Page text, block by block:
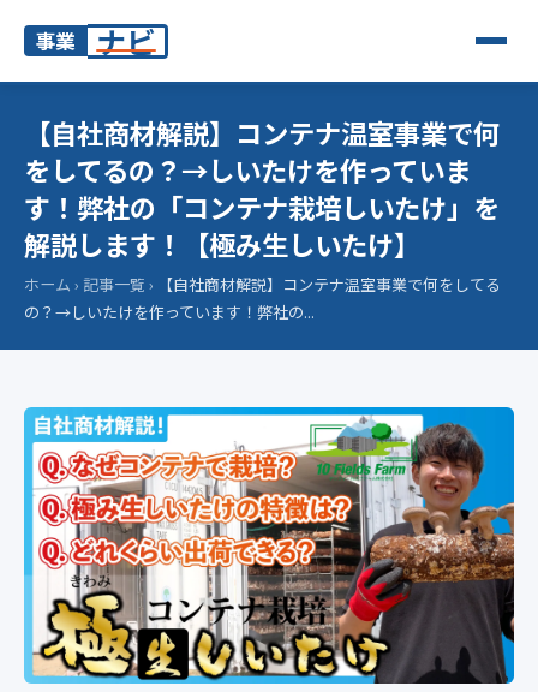
事業 ナビ
【自社商材解説】コンテナ温室事業で何
をしてるの？→しいたけを作っていま
す！弊社の「コンテナ栽培しいたけ」を
解説します！【極み生しいたけ】
ホーム › 記事一覧 ›
【自社商材解説】コンテナ温室事業で何をしてる
の？→しいたけを作っています！弊社の...